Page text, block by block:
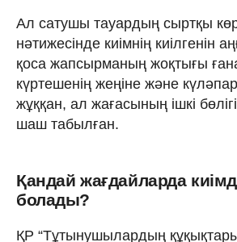
Ал сатушы тауардың сыртқы
нәтижесінде киімнің киілгенін
қоса жапсырманың жоқтығы
күртешенің жеңіне және
жұққан, ал жағасының ішкі
шаш табылған.
Қандай жағдайларда
болады?
ҚР “Тұтынушылардың